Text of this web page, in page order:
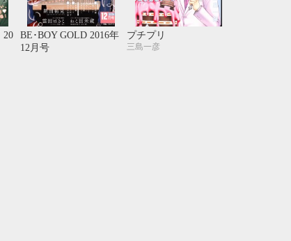
20
BE･BOY GOLD 2016年
12月号
プチプリ
三島一彦
8 9
10
15 16
17
22 23
24
29